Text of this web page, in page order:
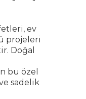
ev
projeleri
Doğal
bu özel
sadelik